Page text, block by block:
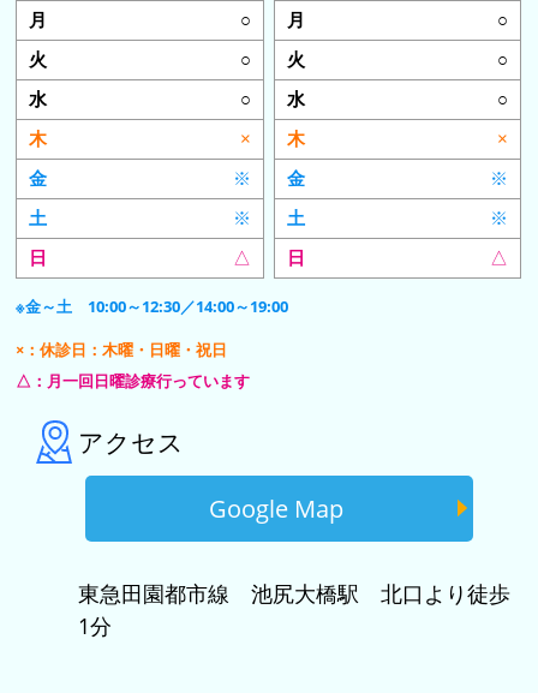
○
○
○
×
※
※
△
○
○
○
×
※
※
△
※金～土 10:00～12:30／14:00～19:00
×：休診日：木曜・日曜・祝日
△：月一回日曜診療行っています
アクセス
Google Map
東急田園都市線 池尻大橋駅 北口より徒歩
1分